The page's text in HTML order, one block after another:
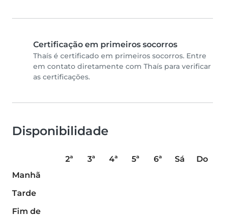
Certificação em primeiros socorros
Thaís é certificado em primeiros socorros. Entre
em contato diretamente com Thaís para verificar
as certificações.
Disponibilidade
2ª 3ª 4ª 5ª 6ª Sá
Do
Manhã
Tarde
Fim de